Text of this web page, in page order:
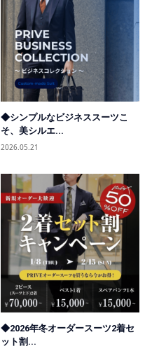
◆シンプルなビジネススーツこ
そ、美シルエ...
2026.05.21
◆2026年冬オーダースーツ2着セ
ット割...